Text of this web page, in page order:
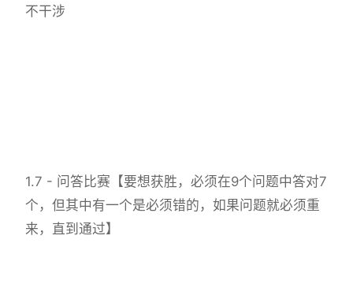
不干涉
1.7 - 问答比赛【要想获胜，必须在9个问题中答对7
个，但其中有一个是必须错的，如果问题就必须重
来，直到通过】